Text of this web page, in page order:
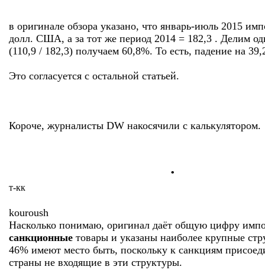
в оригинале обзора указано, что январь-июль 2015
долл. США, а за тот же период 2014 = 182,3 . Делим
(110,9 / 182,3) получаем 60,8%. То есть, падение на
Это согласуется с остальной статьей.
Короче, журналисты DW накосячили с калькулятором.
.
т-кк
kouroush
Насколько понимаю, оригинал даёт общую цифру
санкционные товары и указаны наиболее крупные
46% имеют место быть, поскольку к санкциям
страны не входящие в эти структуры.